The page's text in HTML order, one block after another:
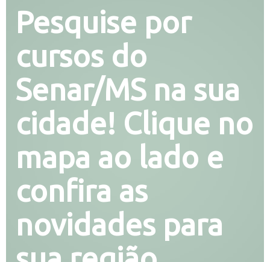
Pesquise por
cursos do
Senar/MS na sua
cidade! Clique no
mapa ao lado e
confira as
novidades para